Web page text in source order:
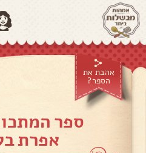
אהבת את
הספר?
ספר
אפרת